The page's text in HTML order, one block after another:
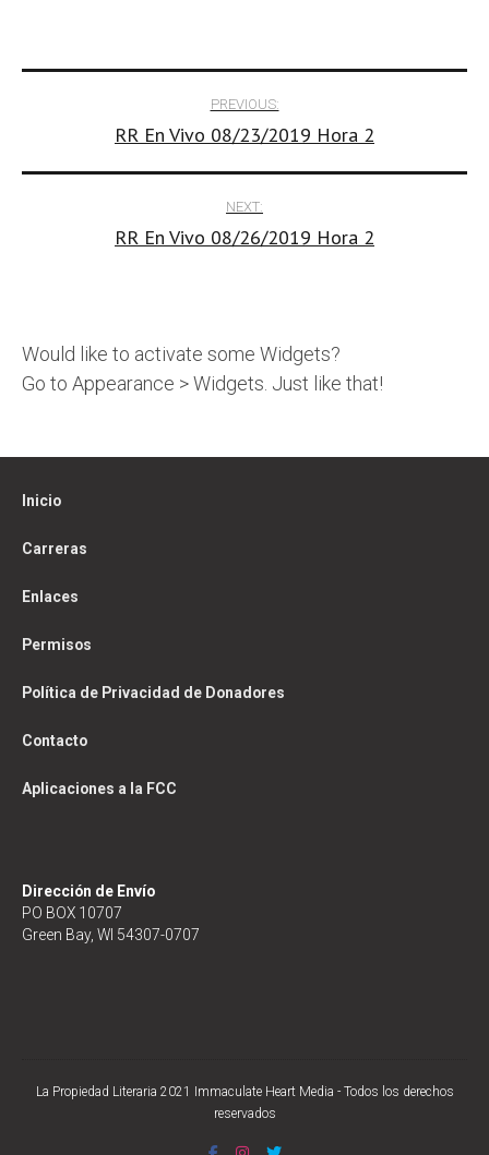
navigation
PREVIOUS:
RR En Vivo 08/23/2019 Hora 2
NEXT:
RR En Vivo 08/26/2019 Hora 2
Would like to activate some Widgets?
Go to Appearance > Widgets. Just like that!
Inicio
Carreras
Enlaces
Permisos
Política de Privacidad de Donadores
Contacto
Aplicaciones a la FCC
Dirección de Envío
PO BOX 10707
Green Bay, WI 54307-0707
La Propiedad Literaria 2021 Immaculate Heart Media - Todos los derechos
reservados